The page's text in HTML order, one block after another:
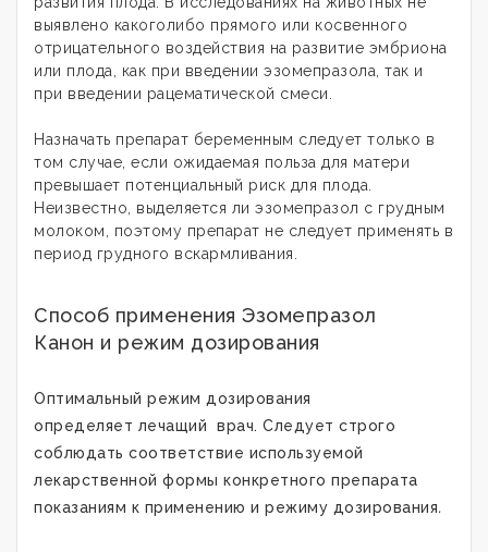
выявлено какоголибо прямого или косвенного
отрицательного воздействия на развитие эмбриона
или плода, как при введении эзомепразола, так и
при введении рацематической смеси.
Назначать препарат беременным следует только в
том случае, если ожидаемая польза для матери
превышает потенциальный риск для плода.
Неизвестно, выделяется ли эзомепразол с грудным
молоком, поэтому препарат не следует применять в
период грудного вскармливания.
Способ применения Эзомепразол
Канон и режим дозирования
Оптимальный режим дозирования
определяет лечащий врач. Следует строго
соблюдать соответствие используемой
лекарственной формы конкретного препарата
показаниям к применению и режиму дозирования.